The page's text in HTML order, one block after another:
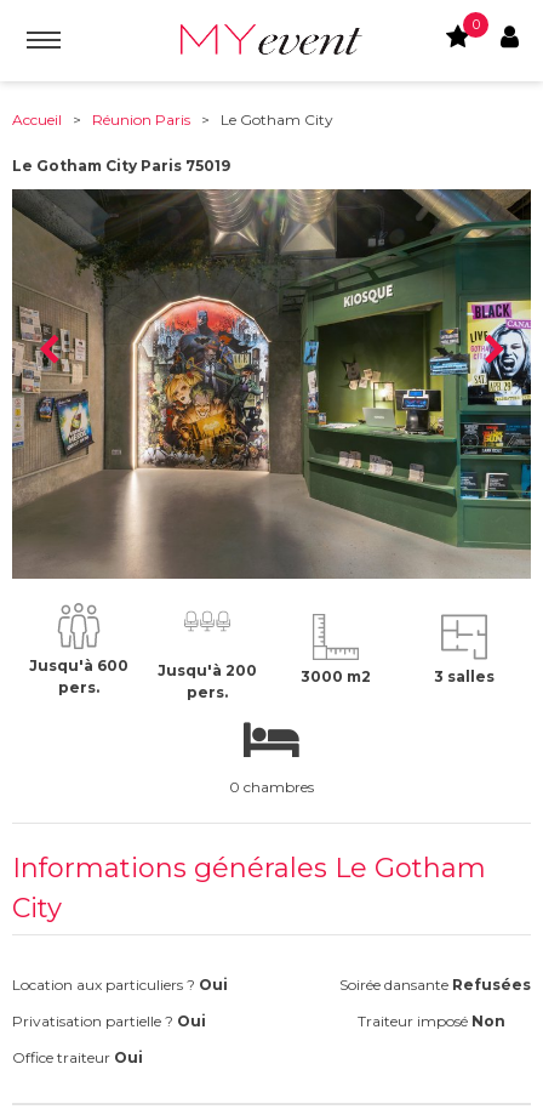
0
Accueil > Réunion Paris > Le Gotham City
Le Gotham City Paris 75019
2500 €
Jusqu'à 600
pers.
Jusqu'à 200
pers.
3000 m2 3 salles
0 chambres
Informations générales Le Gotham
City
Location aux particuliers ? Oui Soirée dansante Refusées
Privatisation partielle ? Oui Traiteur imposé Non
Office traiteur Oui